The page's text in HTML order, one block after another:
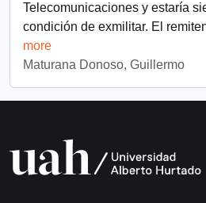
Telecomunicaciones y estaría
condición de exmilitar. El
more
Maturana Donoso, Guillermo